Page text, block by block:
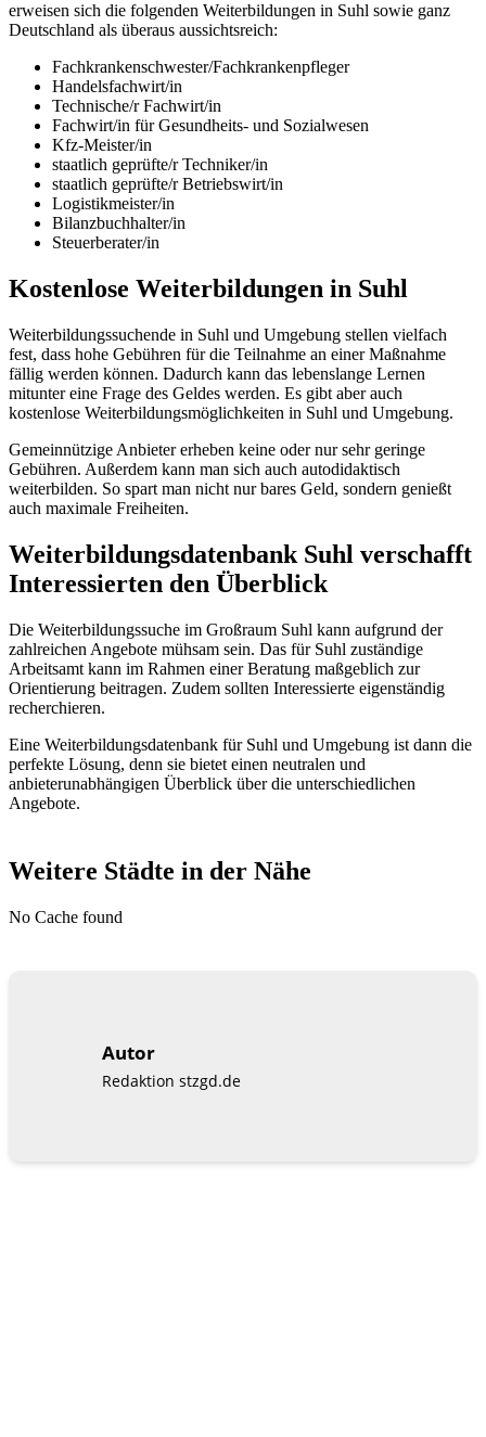
erweisen sich die folgenden Weiterbildungen in Suhl sowie ganz
Deutschland als überaus aussichtsreich:
Fachkrankenschwester/Fachkrankenpfleger
Handelsfachwirt/in
Technische/r Fachwirt/in
Fachwirt/in für Gesundheits- und Sozialwesen
Kfz-Meister/in
staatlich geprüfte/r Techniker/in
staatlich geprüfte/r Betriebswirt/in
Logistikmeister/in
Bilanzbuchhalter/in
Steuerberater/in
Kostenlose Weiterbildungen in Suhl
Weiterbildungssuchende in Suhl und Umgebung stellen vielfach
fest, dass hohe Gebühren für die Teilnahme an einer Maßnahme
fällig werden können. Dadurch kann das lebenslange Lernen
mitunter eine Frage des Geldes werden. Es gibt aber auch
kostenlose Weiterbildungsmöglichkeiten in Suhl und Umgebung.
Gemeinnützige Anbieter erheben keine oder nur sehr geringe
Gebühren. Außerdem kann man sich auch autodidaktisch
weiterbilden. So spart man nicht nur bares Geld, sondern genießt
auch maximale Freiheiten.
Weiterbildungsdatenbank Suhl verschafft
Interessierten den Überblick
Die Weiterbildungssuche im Großraum Suhl kann aufgrund der
zahlreichen Angebote mühsam sein. Das für Suhl zuständige
Arbeitsamt kann im Rahmen einer Beratung maßgeblich zur
Orientierung beitragen. Zudem sollten Interessierte eigenständig
recherchieren.
Eine Weiterbildungsdatenbank für Suhl und Umgebung ist dann die
perfekte Lösung, denn sie bietet einen neutralen und
anbieterunabhängigen Überblick über die unterschiedlichen
Angebote.
Weitere Städte in der Nähe
No Cache found
Autor
Redaktion stzgd.de